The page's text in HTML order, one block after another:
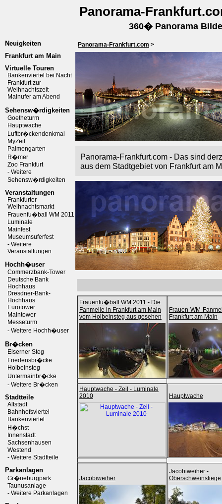
Panorama-
360� Panorama
Neuigkeiten
Frankfurt am Main
Virtuelle Touren
Bankenviertel bei Nacht
Frankfurt zur
Weihnachtszeit
Mainufer am Abend
Sehensw�rdigkeiten
Goetheturm
Hauptwache
Luftbr�ckendenkmal
MyZeil
Palmengarten
R�mer
Zoo Frankfurt
- Weitere
Sehensw�rdigkeiten
Veranstaltungen
Frankfurter
Weihnachtsmarkt
Frauenfu�ball WM 2011
Luminale
Mainfest
Museumsuferfest
- Weitere
Veranstaltungen
Hochh�user
Commerzbank-Tower
Deutsche Bank
Hochhaus
Dresdner-Bank-
Hochhaus
Eurotower
Maintower
Messeturm
- Weitere Hochh�user
Br�cken
Eiserner Steg
Friedensbr�cke
Holbeinsteg
Untermainbr�cke
- Weitere Br�cken
Stadtteile
Altstadt
Bahnhofsviertel
Bankenviertel
H�chst
Innenstadt
Sachsenhausen
Westend
- Weitere Stadtteile
Parkanlagen
Gr�neburgpark
Taunusanlage
- Weitere Parkanlagen
Panorama-Frankfurt.com >
Panorama-Frankfurt.com - Das sind
aus dem Stadtgebiet von Frankfurt am
Frauenfu�ball WM 2011 - Die
Fanmeile in Frankfurt am Main
vom Holbeinsteg aus gesehen
Frauen-WM-
Frankfurt am Main
Hauptwache - Zeil - Luminale
2010
Hauptwache
Jacobiweiher
Jacobiweiher -
Oberschweinstiege